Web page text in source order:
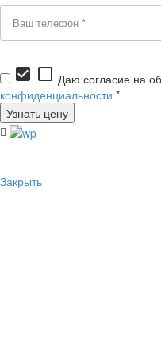
check_box check_box_outline_blank Даю согласие на
конфиденциальности *
Закрыть